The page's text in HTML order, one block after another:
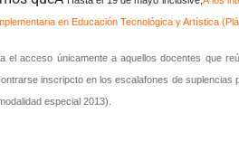
en Educación Tecnológica y Artística
el acceso únicamente a aquellos docentes que
inscripcto en los escalafones de
especial 2013).